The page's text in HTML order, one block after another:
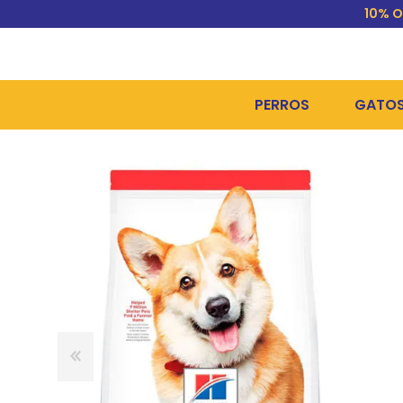
10%
PERROS
ALIMENTOS SECOS
CAMAS Y CASETAS
BOLSOS Y
BOLSAS PARA MATERIA
COLLARES, ARNESES Y